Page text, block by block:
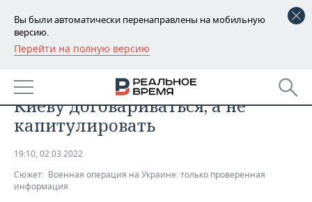
Вы были автоматически перенаправлены на мобильную
версию.
Перейти на полную версию
РЕГИОНЫ
БАШКОРТОСТАН
ТАТАРСТАН
НОВОСТИ
АНАЛИТИКА
ДЕКЛАРАЦИИ О ДОХОДАХ
НОВОСТИ ЭКОНОМИКИ
ПРОМЫШЛЕННОСТЬ
Лавров: Москва предлагает
Киеву договариваться, а не
капитулировать
19:10, 02.03.2022
Сюжет: Военная операция на Украине: только проверенная
информация